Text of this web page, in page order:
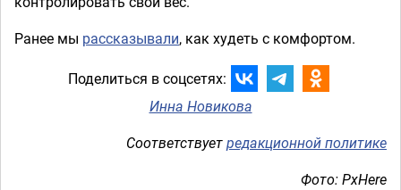
Ранее мы рассказывали, как худеть с комфортом.
Поделиться в соцсетях:
Инна Новикова
Соответствуетредакционной политике
Фото: PxHere